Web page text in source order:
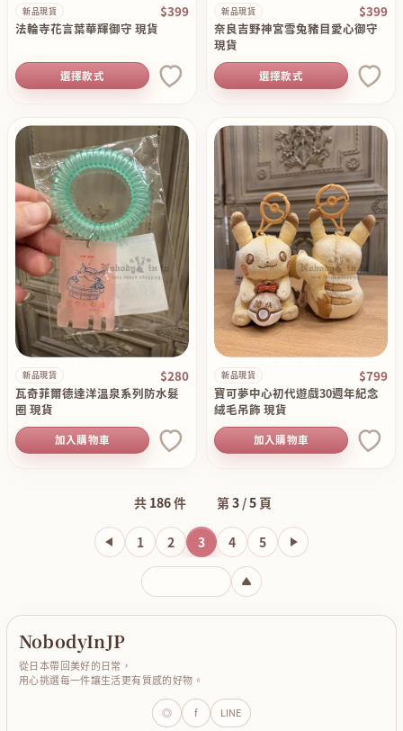
新品現貨 $399
法輪寺花言葉華輝御守 現貨
選擇款式
新品現貨 $399
奈良吉野神宮雪兔豬目愛心御守
現貨
選擇款式
新品現貨 $280
瓦奇菲爾德達洋溫泉系列防水髮
圈 現貨
加入購物車
新品現貨 $799
寶可夢中心初代遊戲30週年紀念
絨毛吊飾 現貨
加入購物車
共 186件 第3 /5 頁
1 2 3 4 5
輸入頁碼
NobodyInJP
從日本帶回美好的日常，
用心挑選每一件讓生活更有質感的好物。
◎ f LINE